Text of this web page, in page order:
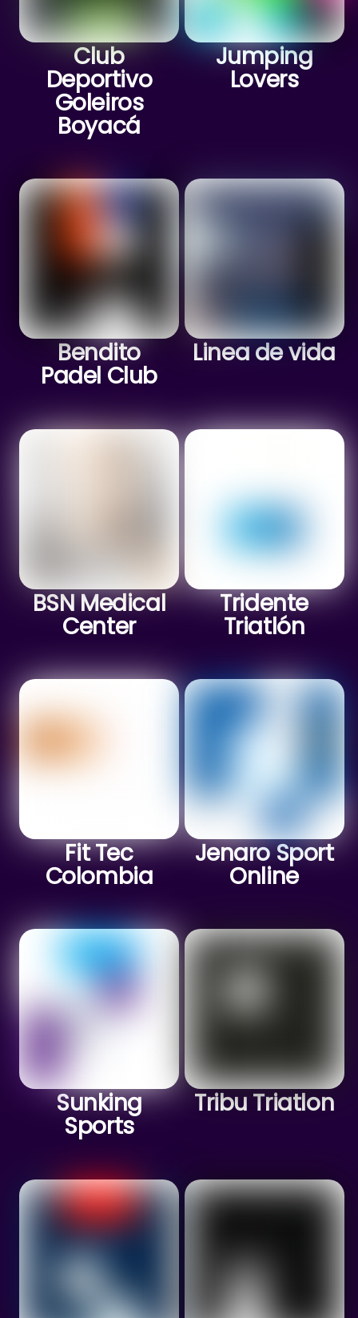
Club
Deportivo
Goleiros
Boyacá
Jumping
Lovers
Bendito
Padel Club
Linea de vida
BSN Medical
Center
Tridente
Triatlón
Fit Tec
Colombia
Jenaro Sport
Online
Sunking
Sports
Tribu Triatlon